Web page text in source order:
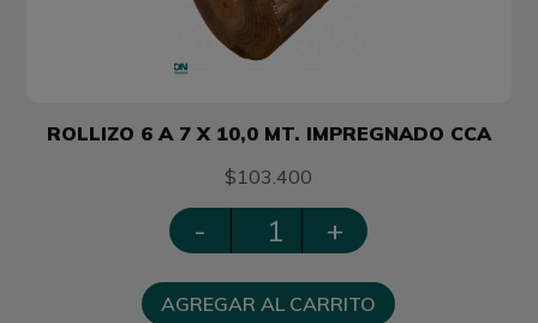
ROLLIZO 6 A 7 X 10,0 MT. IMPREGNADO CCA
$103.400
- +
AGREGAR AL CARRITO